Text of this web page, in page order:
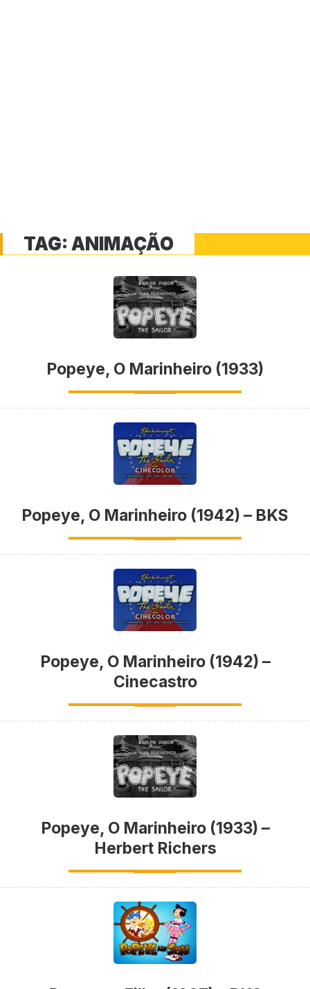
TAG: ANIMAÇÃO
Popeye, O Marinheiro (1933)
Popeye, O Marinheiro (1942) – BKS
Popeye, O Marinheiro (1942) –
Cinecastro
Popeye, O Marinheiro (1933) –
Herbert Richers